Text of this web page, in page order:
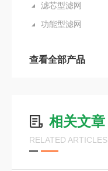
滤芯型滤网
功能型滤网
查看全部产品
相关文章
RELATED ARTICLES